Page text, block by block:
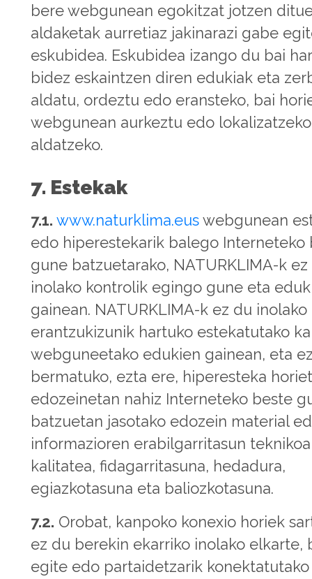
bere webgunean egokitzat jotzen
aldaketak aurretiaz jakinarazi gabe
eskubidea. Eskubidea izango du bai
bidez eskaintzen diren edukiak eta
aldatu, ordeztu edo eransteko, bai
webgunean aurkeztu edo
aldatzeko.
7. Estekak
7.1. www.naturklima.euswebgunean
edo hiperestekarik balego Interneteko
gune batzuetarako, NATURKLIMA-k
inolako kontrolik egingo gune eta
gainean. NATURKLIMA-k ez du inolako
erantzukizunik hartuko estekatutako
webguneetako edukien gainean, eta
bermatuko, ezta ere, hiperesteka
edozeinetan nahiz Interneteko beste
batzuetan jasotako edozein material
informazioren erabilgarritasun
kalitatea, fidagarritasuna, hedadura,
egiazkotasuna eta baliozkotasuna.
7.2. Orobat, kanpoko konexio horiek
ez du berekin ekarriko inolako elkarte,
egite edo partaidetzarik konektatutako